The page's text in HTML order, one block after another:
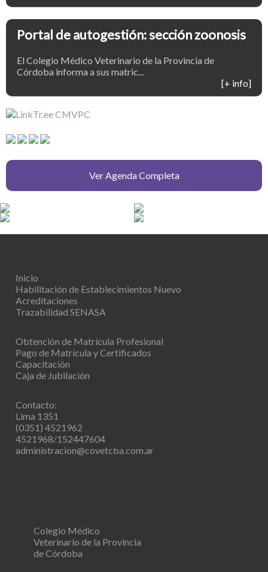
Portal de autogestión: sección zoonosis
El Colegio Médico Veterinario de la Provincia de
Córdoba informa a sus matric...
[+ info]
Ver Agenda Completa
Inicio
Habilitación de Establecimientos Nuevo
Acreditaciones
Trazabilidad SENASA
Obtención de Matrícula Profesional
Pago de Matrícula y Certificados
Capacitación
Caja de Jubilación
Contacto:
Lima 1351
(0351) 4521962
4521968/152447604
administracion@covetcba.com.ar
Colegio Médico
Veterinario de la Provincia
de Córdoba